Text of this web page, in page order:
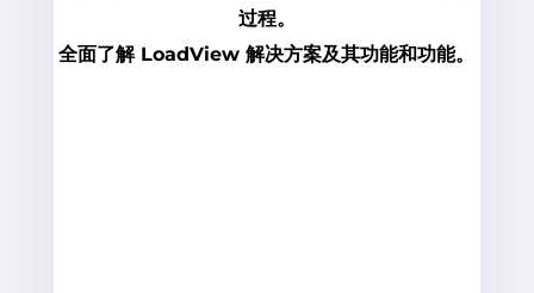
过程。
全面了解 LoadView 解决方案及其功能和功能。